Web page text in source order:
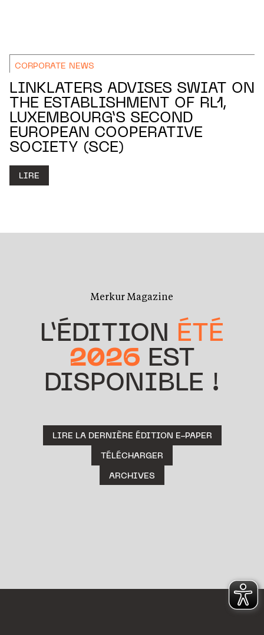
CORPORATE NEWS
LINKLATERS ADVISES SWIAT ON
THE ESTABLISHMENT OF RL1,
LUXEMBOURG’S SECOND
EUROPEAN COOPERATIVE
SOCIETY (SCE)
LIRE
Merkur Magazine
L’ÉDITION ÉTÉ
2026 EST
DISPONIBLE !
LIRE LA DERNIÈRE ÉDITION E-PAPER
TÉLÉCHARGER
ARCHIVES